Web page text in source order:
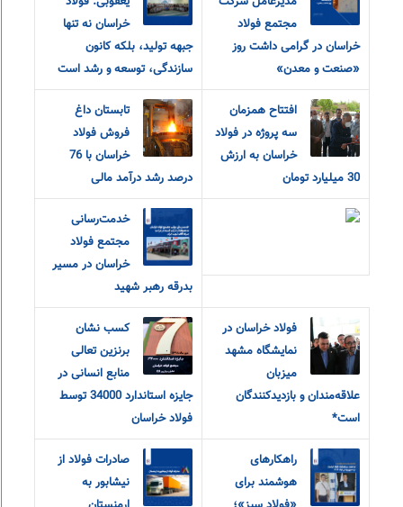
مجتمع فولاد
خراسان در گرامی داشت روز
«صنعت و معدن»
خراسان نه تنها
جبهه تولید، بلکه کانون
سازندگی، توسعه و رشد است
افتتاح همزمان
سه پروژه در فولاد
خراسان به ارزش
30 میلیارد تومان
تابستان داغ
فروش فولاد
خراسان با 76
درصد رشد درآمد مالی
خدمت‌رسانی
مجتمع فولاد
خراسان در مسیر
بدرقه رهبر شهید
فولاد خراسان در
نمایشگاه مشهد
میزبان
علاقه‌مندان و‌ بازدیدکنندگان
است*
کسب نشان
برنزین تعالی
منابع انسانی در
جایزه استاندارد 34000 توسط
فولاد خراسان
راهکارهای
هوشمند برای
صادرات فولاد از
نیشابور به